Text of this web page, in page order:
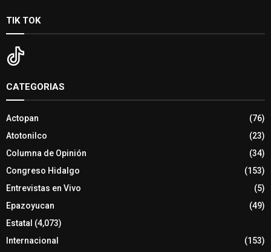
TIK TOK
CATEGORIAS
Actopan
(76)
Atotonilco
(23)
Columna de Opinión
(34)
Congreso Hidalgo
(153)
Entrevistas en Vivo
(5)
Epazoyucan
(49)
Estatal (4,073)
Internacional
(153)